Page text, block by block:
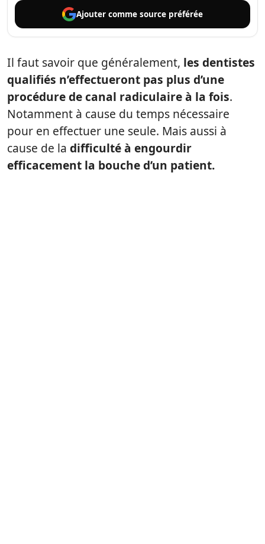
Ajouter comme source préférée
Il faut savoir que généralement, les dentistes
qualifiés n’effectueront pas plus d’une
procédure de canal radiculaire à la fois.
Notamment à cause du temps nécessaire
pour en effectuer une seule. Mais aussi à
cause de la difficulté à engourdir
efficacement la bouche d’un patient.